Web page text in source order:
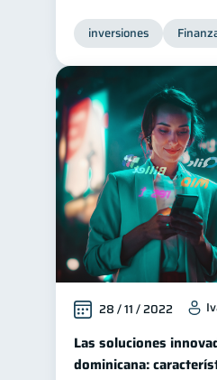
inversiones
28 / 11 / 2022
Las soluciones
dominicana: